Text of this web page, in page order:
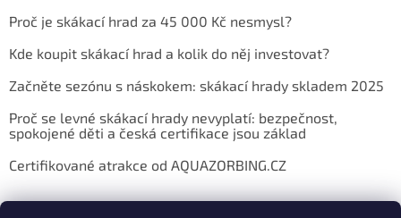
Proč je skákací hrad za 45 000 Kč nesmysl?
Kde koupit skákací hrad a kolik do něj investovat?
Začněte sezónu s náskokem: skákací hrady skladem 2025
Proč se levné skákací hrady nevyplatí: bezpečnost,
spokojené děti a česká certifikace jsou základ
Certifikované atrakce od AQUAZORBING.CZ